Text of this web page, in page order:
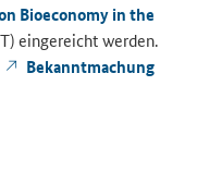
Bio­e­co­no­my in the
ein­ge­reicht wer­den.
Be­kannt­ma­chung